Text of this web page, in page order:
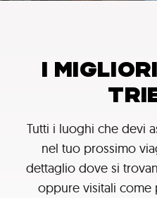
I
Tutti i luoghi che devi
nel tuo prossimo
dettaglio dove si
oppure visitali come